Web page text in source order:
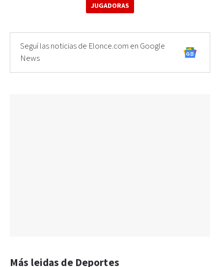
JUGADORAS
Seguí las noticias de Elonce.com en Google
News
Más leidas de Deportes